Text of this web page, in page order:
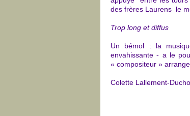
des frères Laurens le
Trop long et diffus
Un bémol : la
envahissante - a le
« compositeur »
Colette Lallement-